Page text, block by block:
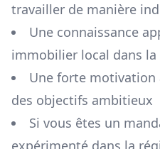
travailler de manière
Une connaissance
immobilier local dans la
Une forte
des objectifs ambitieux
Si vous êtes un